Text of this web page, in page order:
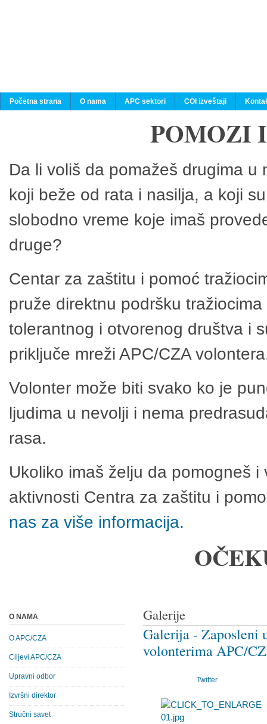
Početna strana O nama APC sektori COI izveštaji
POMOZI
Da li voliš da pomažeš drugima
koji beže od rata i nasilja, a koji
slobodno vreme koje imaš
druge?
Centar za zaštitu i pomoć
pruže direktnu podršku
tolerantnog i otvorenog društva i
priključe mreži APC/CZA
Volonter može biti svako ko je
ljudima u nevolji i nema
rasa.
Ukoliko imaš želju da pomogneš
aktivnosti Centra za zaštitu i
nas za više informacija.
Galerije
Galerija - Zaposleni
volonterima APC/
Twitter
O NAMA
O APC/CZA
Ciljevi APC/CZA
Upravni odbor
Izvršni direktor
Stručni savet